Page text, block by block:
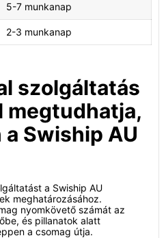
5-7 munkanap
2-3 munkanap
szolgáltatás
megtudhatja,
Swiship AU
a Swiship AU
meghatározásához.
nyomkövető számát az
és pillanatok alatt
a csomag útja.